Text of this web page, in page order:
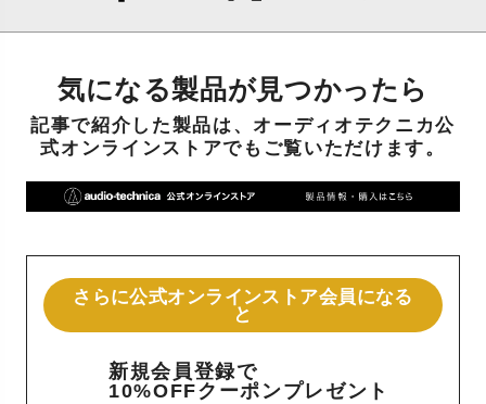
気になる製品が見つかったら
記事で紹介した製品は、オーディオテクニカ公
式オンラインストアでもご覧いただけます。
さらに公式オンラインストア会員になる
と
新規会員登録で
10%OFFクーポンプレゼント